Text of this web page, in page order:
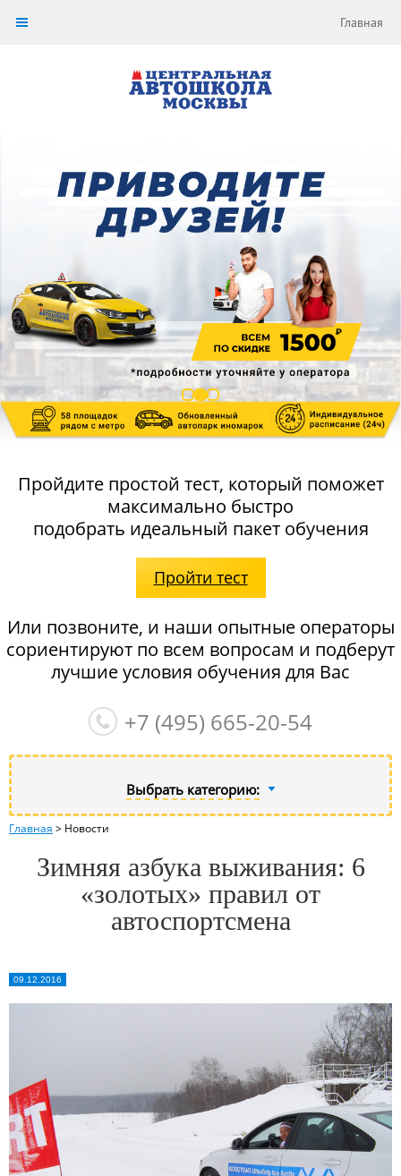
Главная
Пройдите простой тест, который поможет
максимально быстро
подобрать идеальный пакет обучения
Пройти тест
Или позвоните, и наши опытные операторы
сориентируют по всем вопросам и подберут
лучшие условия обучения для Вас
+7 (495) 665-20-54
Выбрать категорию:
Главная > Новости
Зимняя азбука выживания: 6
«золотых» правил от
автоспортсмена
09.12.2016